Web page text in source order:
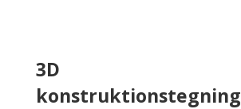
3D
konstruktionstegning